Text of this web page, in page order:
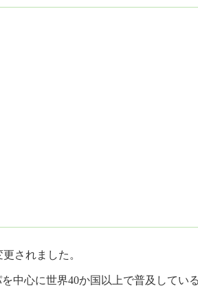
されました。
中心に世界40か国以上で普及してい